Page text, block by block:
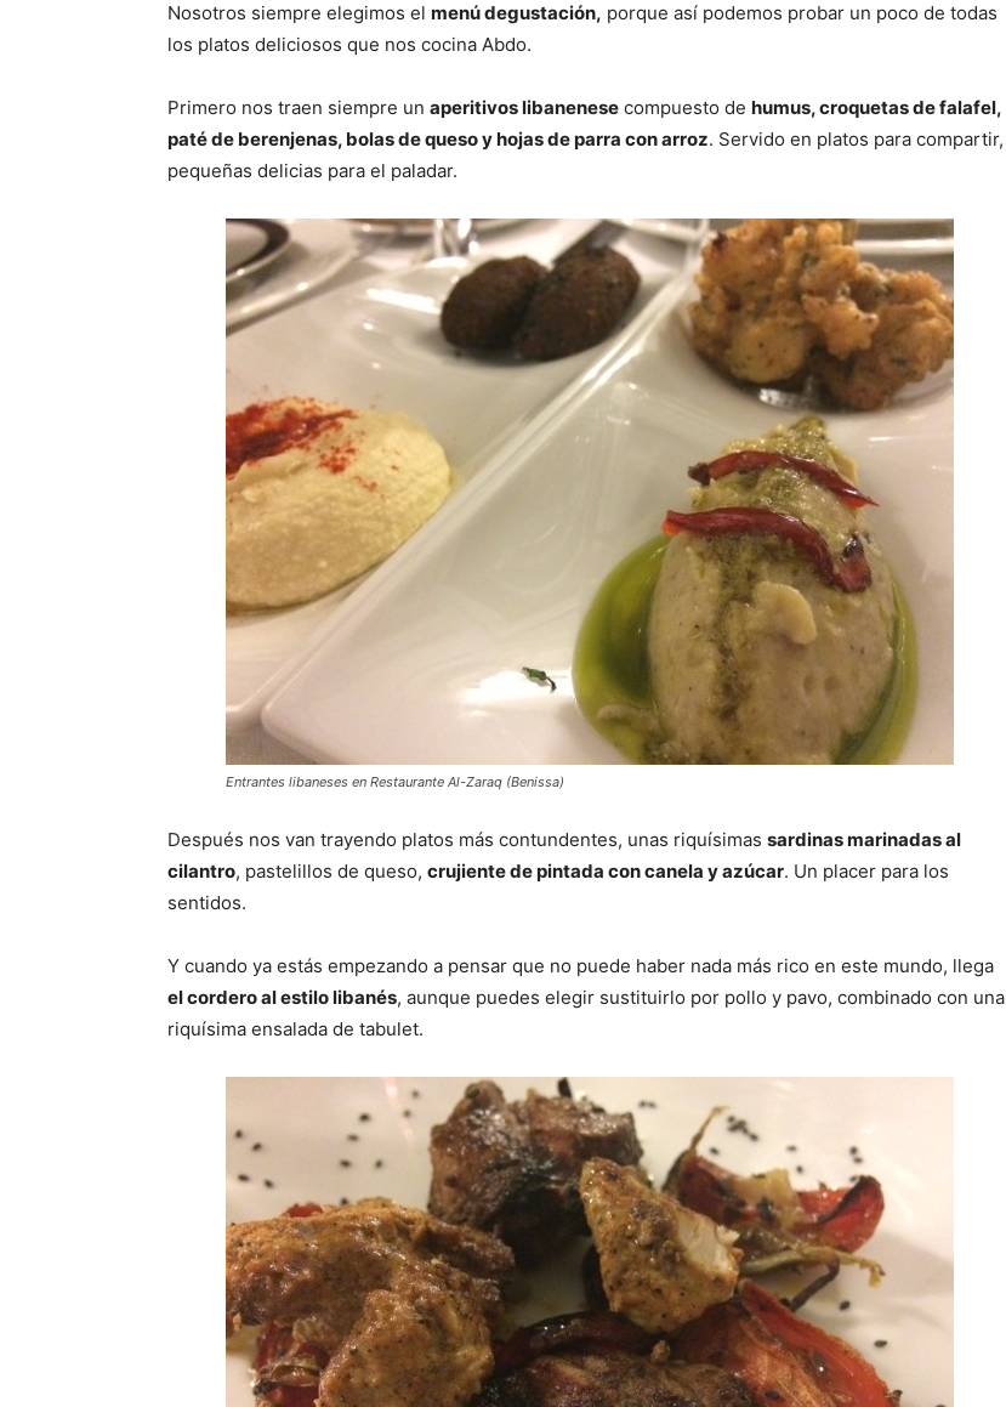
Nosotros siempre elegimos el menú degustación, porque así podemos probar un poco de todas
los platos deliciosos que nos cocina Abdo.
Primero nos traen siempre un aperitivos libanenese compuesto de humus, croquetas de falafel,
paté de berenjenas, bolas de queso y hojas de parra con arroz. Servido en platos para compartir,
pequeñas delicias para el paladar.
Entrantes libaneses en Restaurante Al-Zaraq (Benissa)
Después nos van trayendo platos más contundentes, unas riquísimas sardinas marinadas al
cilantro, pastelillos de queso, crujiente de pintada con canela y azúcar. Un placer para los
sentidos.
Y cuando ya estás empezando a pensar que no puede haber nada más rico en este mundo, llega
el cordero al estilo libanés, aunque puedes elegir sustituirlo por pollo y pavo, combinado con una
riquísima ensalada de tabulet.